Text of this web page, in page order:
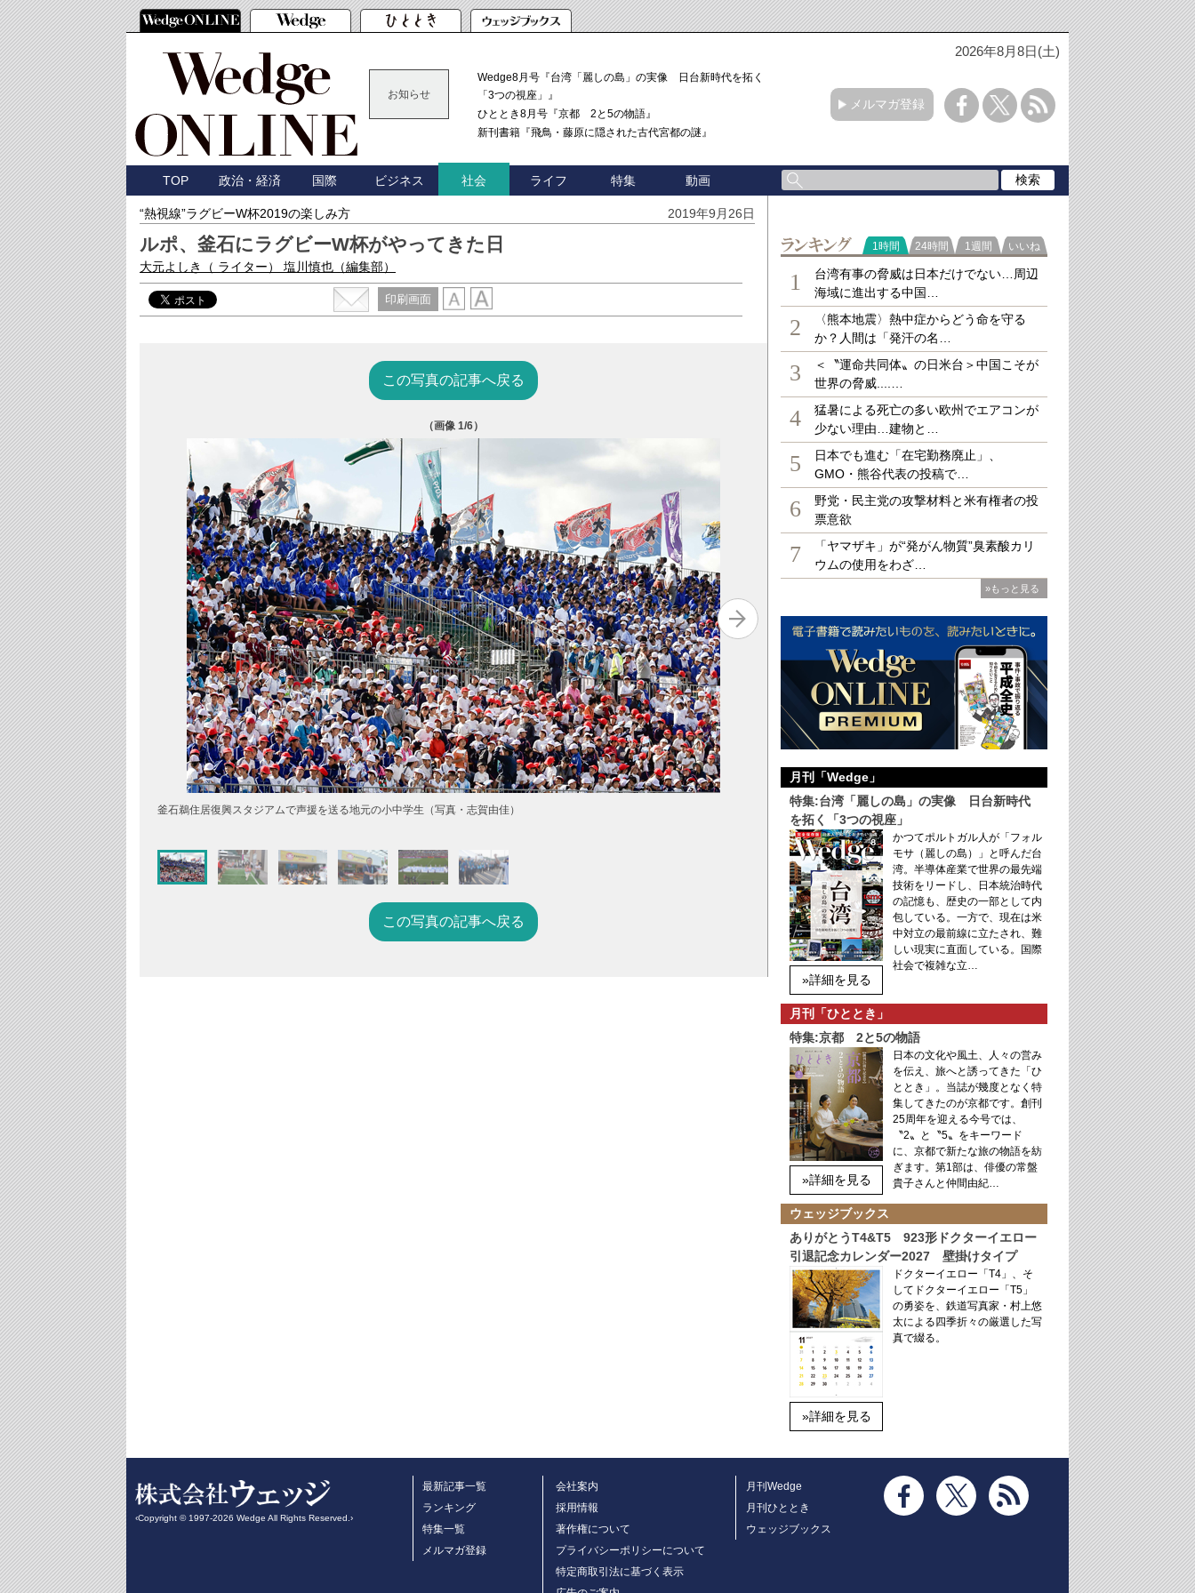
2026年8月8日(土)
お知らせ
Wedge8月号『台湾「麗しの島」の実像 日台新時代を拓く
「3つの視座」』
ひととき8月号『京都 2と5の物語』
新刊書籍『飛鳥・藤原に隠された古代宮都の謎』
メルマガ登録
TOP 政治・経済 国際 ビジネス 社会 ライフ 特集 動画
“熱視線”ラグビーW杯2019の楽しみ方 2019年9月26日
ルポ、釜石にラグビーW杯がやってきた日
大元よしき （ ライター） 塩川慎也（編集部）
印刷画面
この写真の記事へ戻る
（画像1/6）
釜石鵜住居復興スタジアムで声援を送る地元の小中学生（写真・志賀由佳）
老若男女を問わず参加できるストリートラグビー（写真・筆者、以下同）
この写真の記事へ戻る
ラ
1時間 24時間 1週間 いいね
1
台湾有事の脅威は日本だけでない…周辺
海域に進出する中国…
2
〈熊本地震〉熱中症からどう命を守る
か？人間は「発汗の名…
3
＜〝運命共同体〟の日米台＞中国こそが
世界の脅威....…
4
猛暑による死亡の多い欧州でエアコンが
少ない理由…建物と…
5
日本でも進む「在宅勤務廃止」、
GMO・熊谷代表の投稿で…
6
野党・民主党の攻撃材料と米有権者の投
票意欲
7
「ヤマザキ」が“発がん物質”臭素酸カリ
ウムの使用をわざ…
»もっと見る
月刊「Wedge」
特集:台湾「麗しの島」の実像 日台新時代
を拓く「3つの視座」
»詳細を見る
かつてポルトガル人が「フォル
モサ（麗しの島）」と呼んだ台
湾。半導体産業で世界の最先端
技術をリードし、日本統治時代
の記憶も、歴史の一部として内
包している。一方で、現在は米
中対立の最前線に立たされ、難
しい現実に直面している。国際
社会で複雑な立…
月刊「ひととき」
特集:京都 2と5の物語
»詳細を見る
日本の文化や風土、人々の営み
を伝え、旅へと誘ってきた「ひ
ととき」。当誌が幾度となく特
集してきたのが京都です。創刊
25周年を迎える今号では、
〝2〟と〝5〟をキーワード
に、京都で新たな旅の物語を紡
ぎます。第1部は、俳優の常盤
貴子さんと仲間由紀…
ウェッジブックス
ありがとうT4&T5 923形ドクターイエロー
引退記念カレンダー2027 壁掛けタイプ
»詳細を見る
ドクターイエロー「T4」、そ
してドクターイエロー「T5」
の勇姿を、鉄道写真家・村上悠
太による四季折々の厳選した写
真で綴る。
‹Copyright © 1997-2026 Wedge All Rights Reserved.›
最新記事一覧
ランキング
特集一覧
メルマガ登録
会社案内
採用情報
著作権について
プライバシーポリシーについて
特定商取引法に基づく表示
月刊Wedge
月刊ひととき
ウェッジブックス